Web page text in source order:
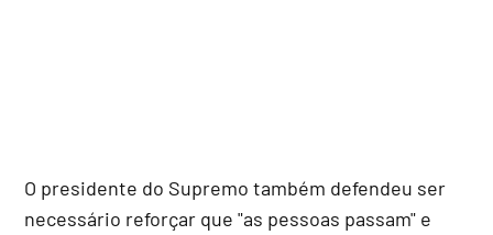
O presidente do Supremo também defendeu ser
necessário reforçar que "as pessoas passam" e